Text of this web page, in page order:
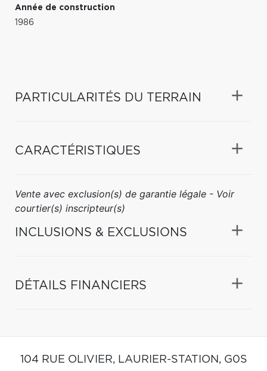
Année de construction
1986
PARTICULARITÉS DU TERRAIN
CARACTÉRISTIQUES
Vente avec exclusion(s) de garantie légale - Voir
courtier(s) inscripteur(s)
INCLUSIONS & EXCLUSIONS
DÉTAILS FINANCIERS
104 RUE OLIVIER, LAURIER-STATION, G0S